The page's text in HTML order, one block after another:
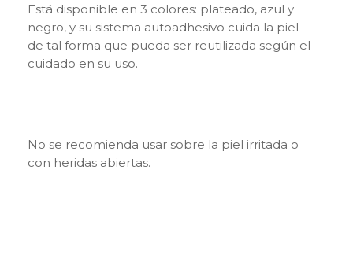
Está disponible en 3 colores: plateado, azul y
negro, y su sistema autoadhesivo cuida la piel
de tal forma que pueda ser reutilizada según el
cuidado en su uso.
No se recomienda usar sobre la piel irritada o
con heridas abiertas.